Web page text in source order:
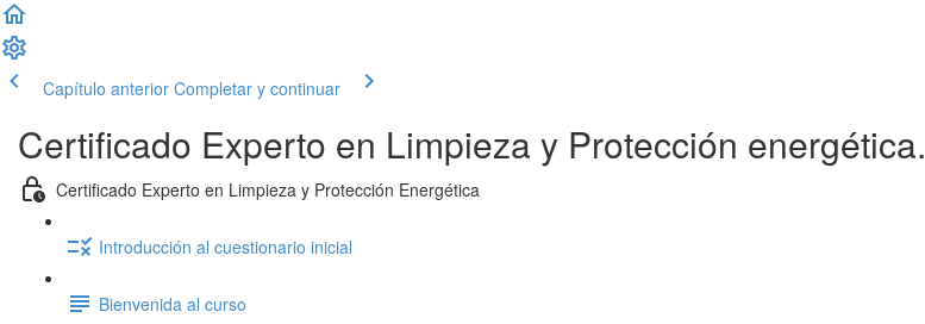
Capítulo anterior Completar y continuar
Certificado Experto en Limpieza y Protección energética.
Certificado Experto en Limpieza y Protección Energética
Introducción al cuestionario inicial
Bienvenida al curso